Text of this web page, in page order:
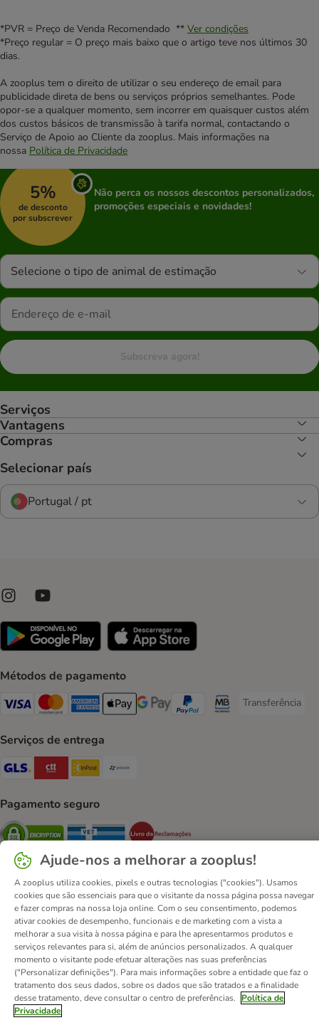
*PVR = Preço de Venda Recomendado ** Ver condições
*Preço regular = O preço mais baixo que o artigo teve nos últimos 30
dias.
A zooplus tem o direito de utilizar o seu endereço de email para
publicidade direta de bens ou serviços próprios semelhantes. Pode
opor-se a qualquer momento, sem incorrer em quaisquer custos além
dos custos básicos de transmissão à tarifa normal, contactando o
Serviço de Apoio ao Cliente da zooplus. Mais informações na
nossa Política de Privacidade
5%
de desconto
por subscrever
Não perca os nossos descontos personalizados,
promoções especiais e novidades!
Selecione o tipo de animal de estimação
Subscreva agora!
Serviços
Vantagens
Compras
Selecionar país
Portugal / pt
Métodos de pagamento
Visa Payment Method
Mastercard Payment Method
American Express Payment Method
Apple Pay Payment Method
Google Pay Payment Method
PayPal Payment Method
Multibanco Payment
Transferência
Transferência
Serviços de entrega
GLS Shipping Method
CTTExpress Shipping Method
InPost Shipping Method
Pagamento seguro
Security Security
Contactos Custos de envio
Aviso legal
Condições gerais de utilização
Formulário de retratação
Métodos de pagamento
Quem somos DSA
Emprego
Política de privacidade
Website Corporativo
Declaração de acessibilidade
Ajude-nos a melhorar a zooplus!
A zooplus utiliza cookies, pixels e outras tecnologias ("cookies"). Usamos
cookies que são essenciais para que o visitante da nossa página possa navegar
e fazer compras na nossa loja online. Com o seu consentimento, podemos
ativar cookies de desempenho, funcionais e de marketing com a vista a
melhorar a sua visita à nossa página e para lhe apresentarmos produtos e
serviços relevantes para si, além de anúncios personalizados. A qualquer
momento o visitante pode efetuar alterações nas suas preferências
("Personalizar definições"). Para mais informações sobre a entidade que faz o
tratamento dos seus dados, sobre os dados que são tratados e a finalidade
desse tratamento, deve consultar o centro de preferências.
Política de
Privacidade